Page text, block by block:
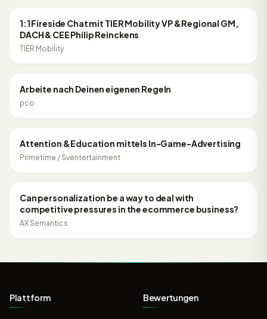
ONLINE MARKETING
1:1 Fireside Chat mit TIER Mobility VP & Regional GM,
DACH & CEE Philip Reinckens
TIER Mobility
1:00:42
ONLINE MARKETING
Arbeite nach Deinen eigenen Regeln
pco
31:38
ONLINE MARKETING
Attention & Education mittels In-Game-Advertising
Primetime / Sventertainment
58:35
ONLINE MARKETING
Can personalization be a way to deal with
competitive pressures in the ecommerce business?
AX Semantics
Plattform Bewertungen